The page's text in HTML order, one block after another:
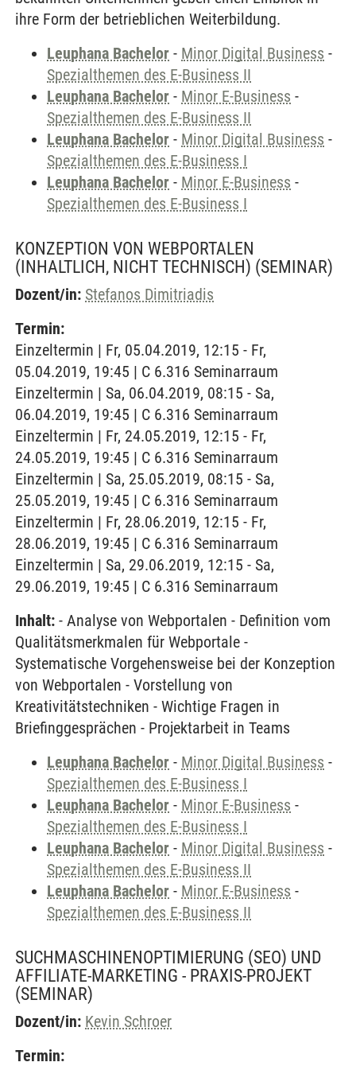
ihre Form der betrieblichen Weiterbildung.
Leuphana Bachelor - Minor Digital Business -
Spezialthemen des E-Business II
Leuphana Bachelor - Minor E-Business -
Spezialthemen des E-Business II
Leuphana Bachelor - Minor Digital Business -
Spezialthemen des E-Business I
Leuphana Bachelor - Minor E-Business -
Spezialthemen des E-Business I
KONZEPTION VON WEBPORTALEN
(INHALTLICH, NICHT TECHNISCH) (SEMINAR)
Dozent/in: Stefanos Dimitriadis
Termin:
Einzeltermin | Fr, 05.04.2019, 12:15 - Fr,
05.04.2019, 19:45 | C 6.316 Seminarraum
Einzeltermin | Sa, 06.04.2019, 08:15 - Sa,
06.04.2019, 19:45 | C 6.316 Seminarraum
Einzeltermin | Fr, 24.05.2019, 12:15 - Fr,
24.05.2019, 19:45 | C 6.316 Seminarraum
Einzeltermin | Sa, 25.05.2019, 08:15 - Sa,
25.05.2019, 19:45 | C 6.316 Seminarraum
Einzeltermin | Fr, 28.06.2019, 12:15 - Fr,
28.06.2019, 19:45 | C 6.316 Seminarraum
Einzeltermin | Sa, 29.06.2019, 12:15 - Sa,
29.06.2019, 19:45 | C 6.316 Seminarraum
Inhalt: - Analyse von Webportalen - Definition vom
Qualitätsmerkmalen für Webportale -
Systematische Vorgehensweise bei der Konzeption
von Webportalen - Vorstellung von
Kreativitätstechniken - Wichtige Fragen in
Briefinggesprächen - Projektarbeit in Teams
Leuphana Bachelor - Minor Digital Business -
Spezialthemen des E-Business I
Leuphana Bachelor - Minor E-Business -
Spezialthemen des E-Business I
Leuphana Bachelor - Minor Digital Business -
Spezialthemen des E-Business II
Leuphana Bachelor - Minor E-Business -
Spezialthemen des E-Business II
SUCHMASCHINENOPTIMIERUNG (SEO) UND
AFFILIATE-MARKETING - PRAXIS-PROJEKT
(SEMINAR)
Dozent/in: Kevin Schroer
Termin: